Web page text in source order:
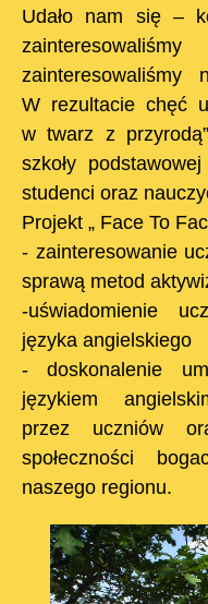
Udało nam się –
zainteresowaliśmy
W rezultacie chęć
w twarz z
szkoły
studenci oraz
Projekt „ Face To
- zainteresowanie
sprawą metod
-uświadomienie
języka angielskiego
- doskonalenie
językiem
przez uczniów
społeczności
naszego regionu.